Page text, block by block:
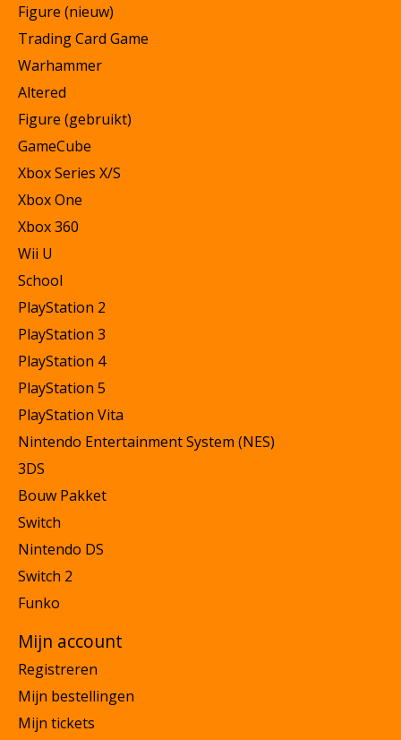
Figure (nieuw)
Trading Card Game
Warhammer
Altered
Figure (gebruikt)
GameCube
Xbox Series X/S
Xbox One
Xbox 360
Wii U
School
PlayStation 2
PlayStation 3
PlayStation 4
PlayStation 5
PlayStation Vita
Nintendo Entertainment System (NES)
3DS
Bouw Pakket
Switch
Nintendo DS
Switch 2
Funko
Mijn account
Registreren
Mijn bestellingen
Mijn tickets